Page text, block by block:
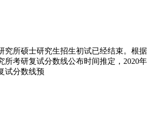
究所硕士研究生招生初试已经结束。根据
所考研复试分数线公布时间推定，2020年
试分数线预